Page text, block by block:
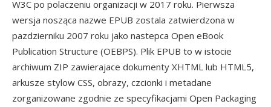
W3C po polaczeniu organizacji w 2017 roku. Pierwsza
wersja nosząca nazwe EPUB zostala zatwierdzona w
pazdzierniku 2007 roku jako nastepca Open eBook
Publication Structure (OEBPS). Plik EPUB to w istocie
archiwum ZIP zawierajace dokumenty XHTML lub HTML5,
arkusze stylow CSS, obrazy, czcionki i metadane
zorganizowane zgodnie ze specyfikacjami Open Packaging